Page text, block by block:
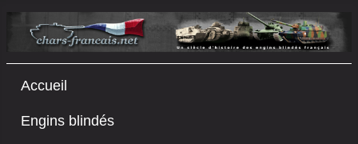
Accueil
Engins blindés